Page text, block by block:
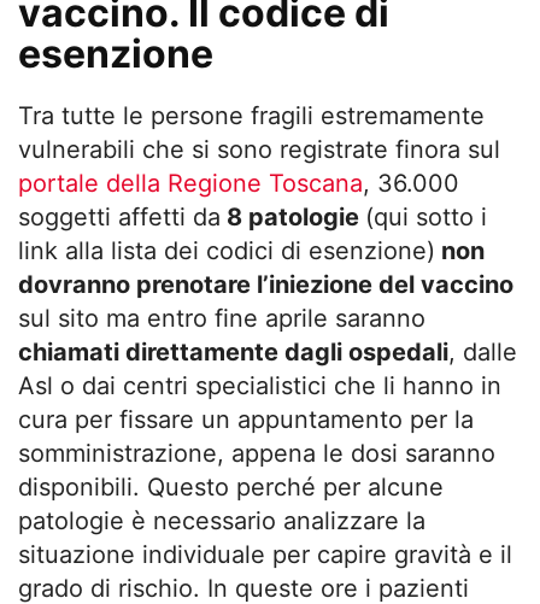
vaccino. Il codice di
esenzione
Tra tutte le persone fragili estremamente
vulnerabili che si sono registrate finora sul
portale della Regione Toscana, 36.000
soggetti affetti da 8 patologie (qui sotto i
link alla lista dei codici di esenzione) non
dovranno prenotare l’iniezione del vaccino
sul sito ma entro fine aprile saranno
chiamati direttamente dagli ospedali, dalle
Asl o dai centri specialistici che li hanno in
cura per fissare un appuntamento per la
somministrazione, appena le dosi saranno
disponibili. Questo perché per alcune
patologie è necessario analizzare la
situazione individuale per capire gravità e il
grado di rischio. In queste ore i pazienti